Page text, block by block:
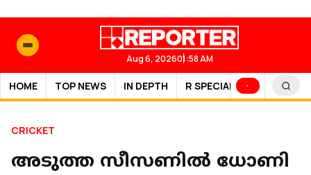
Aug 6, 202601:58 AM
HOME TOP NEWS IN DEPTH R SPECIAL SPORTS
CRICKET
അടുത്ത സീസണില്‍ ധോണി